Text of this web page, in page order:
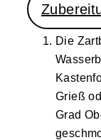
Die
Grieß
Grad